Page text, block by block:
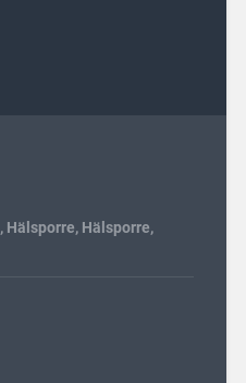
, Hälsporre, Hälsporre,